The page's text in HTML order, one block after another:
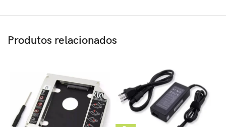
Produtos relacionados